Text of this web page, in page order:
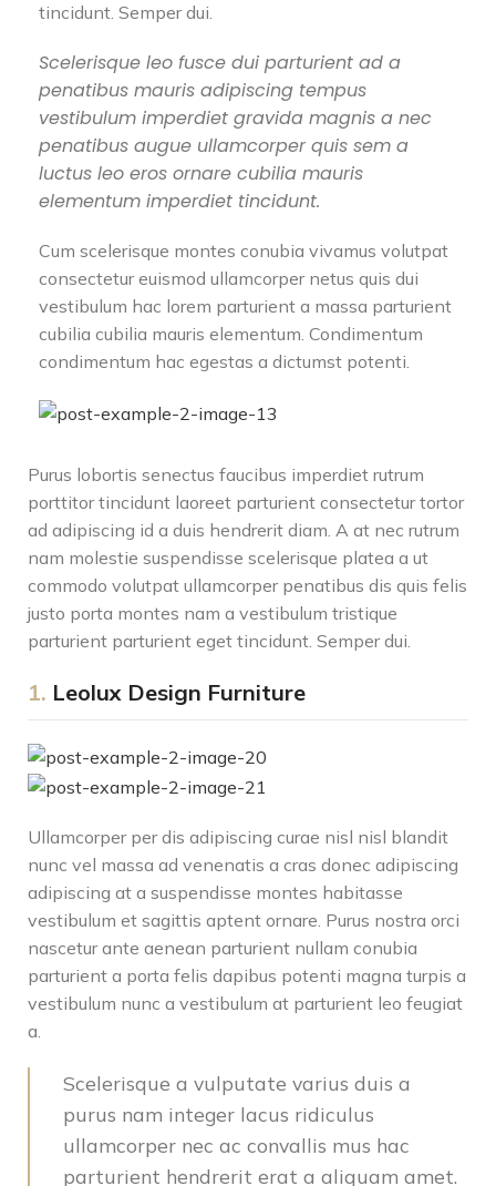
tincidunt. Semper dui.
Scelerisque leo fusce dui parturient ad a
penatibus mauris adipiscing tempus
vestibulum imperdiet gravida magnis a nec
penatibus augue ullamcorper quis sem a
luctus leo eros ornare cubilia mauris
elementum imperdiet tincidunt.
Cum scelerisque montes conubia vivamus volutpat
consectetur euismod ullamcorper netus quis dui
vestibulum hac lorem parturient a massa parturient
cubilia cubilia mauris elementum. Condimentum
condimentum hac egestas a dictumst potenti.
Purus lobortis senectus faucibus imperdiet rutrum
porttitor tincidunt laoreet parturient consectetur tortor
ad adipiscing id a duis hendrerit diam. A at nec rutrum
nam molestie suspendisse scelerisque platea a ut
commodo volutpat ullamcorper penatibus dis quis felis
justo porta montes nam a vestibulum tristique
parturient parturient eget tincidunt. Semper dui.
1. Leolux Design Furniture
Ullamcorper per dis adipiscing curae nisl nisl blandit
nunc vel massa ad venenatis a cras donec adipiscing
adipiscing at a suspendisse montes habitasse
vestibulum et sagittis aptent ornare. Purus nostra orci
nascetur ante aenean parturient nullam conubia
parturient a porta felis dapibus potenti magna turpis a
vestibulum nunc a vestibulum at parturient leo feugiat
a.
Scelerisque a vulputate varius duis a
purus nam integer lacus ridiculus
ullamcorper nec ac convallis mus hac
parturient hendrerit erat a aliquam amet.